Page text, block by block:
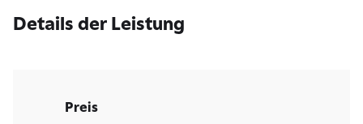
Details der Leistung
Preis